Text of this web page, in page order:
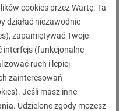
zużycie i głębokość
nie są
zapasu bieżnika
się do dalszego
to spowodowane
cookies przez Wartę. Ta
działać niezawodnie
zapamiętywać Twoje
interfejs (funkcjonalne
ruch i lepiej
zainteresowań
Jeśli masz inne
. Udzielone zgody możesz